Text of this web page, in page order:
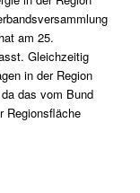
am 25.
Gleichzeitig
in der Region
das vom Bund
Regionsfläche